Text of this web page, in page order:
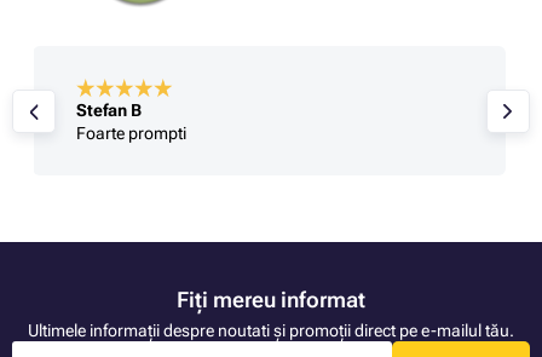
Stefan B
Foarte prompti
Fiți mereu informat
Ultimele informații despre noutati și promoții direct pe e-mailul tău.